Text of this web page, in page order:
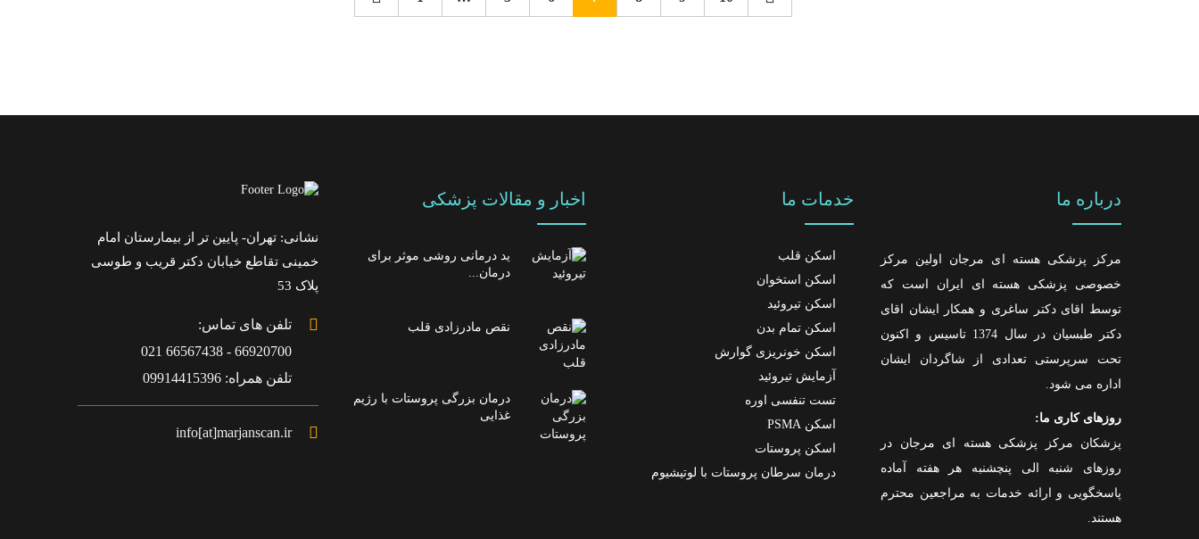
نشانی: تهران- پایین تر از بیمارستان امام
خمینی تقاطع خیابان دکتر قریب و طوسی
پلاک 53
تلفن های تماس:
66920700 - 66567438 021
تلفن همراه: 09914415396
info[at]marjanscan.ir
اخبار و مقالات پزشکی
ید درمانی روشی موثر برای
درمان...
نقص مادرزادی قلب
درمان بزرگی پروستات با رژیم
غذایی
خدمات ما
اسکن قلب
اسکن استخوان
اسکن تیروئید
اسکن تمام بدن
اسکن خونریزی گوارش
آزمایش تیروئید
تست تنفسی اوره
اسکن PSMA
اسکن پروستات
درمان سرطان پروستات با لوتیشیوم
درباره ما
مرکز پزشکی هسته ای مرجان اولین مرکز
خصوصی پزشکی هسته ای ایران است که
توسط اقای دکتر ساغری و همکار ایشان اقای
دکتر طبسیان در سال 1374 تاسیس و اکنون
تحت سرپرستی تعدادی از شاگردان ایشان
اداره می شود.
روزهای کاری ما:
پزشکان مرکز پزشکی هسته ای مرجان در
روزهای شنبه الی پنچشنبه هر هفته آماده
پاسخگویی و ارائه خدمات به مراجعین محترم
هستند.